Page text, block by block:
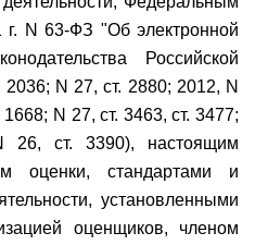
г. N 63-ФЗ "Об электронной
Российской
N 27, ст. 2880; 2012, N
N 27, ст. 3463, ст. 3477;
ст. 3390), настоящим
оценки, стандартами и
установленными
оценщиков, членом